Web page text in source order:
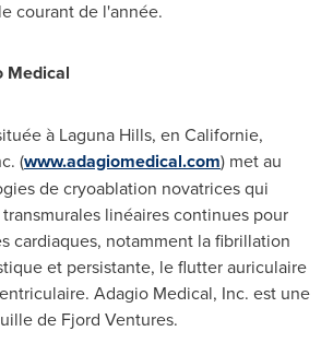
courant de l'année.
Medical
à Laguna Hills, en Californie,
(www.adagiomedical.com) met au
de cryoablation novatrices qui
linéaires continues pour
cardiaques, notamment la fibrillation
et persistante, le flutter auriculaire
Adagio Medical, Inc. est une
de Fjord Ventures.